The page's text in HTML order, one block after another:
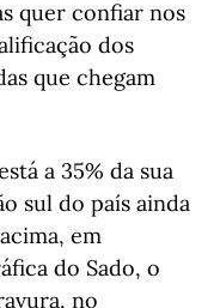
quer confiar nos
dos
que chegam
a 35% da sua
sul do país ainda
em
do Sado, o
no